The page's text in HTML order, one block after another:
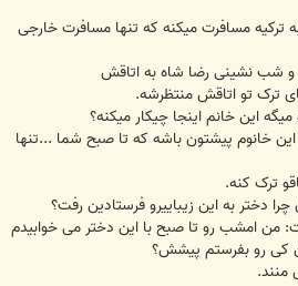
ترکیه مسافرت میکنه که تنها مسافرت خارجی
شب نشینی رضا شاه به اتاقش
ترک تو اتاقش منتظرشه.
این خانم اینجا چیکار میکنه؟
خانوم پیشتون باشه که تا صبح شما ...تنها
ترک کنه.
دختر به این زیباییرو فرستادین رفت؟
امشب رو تا صبح با این دختر می خوابیدم
کی رو بفرستم پیشش؟
منند.